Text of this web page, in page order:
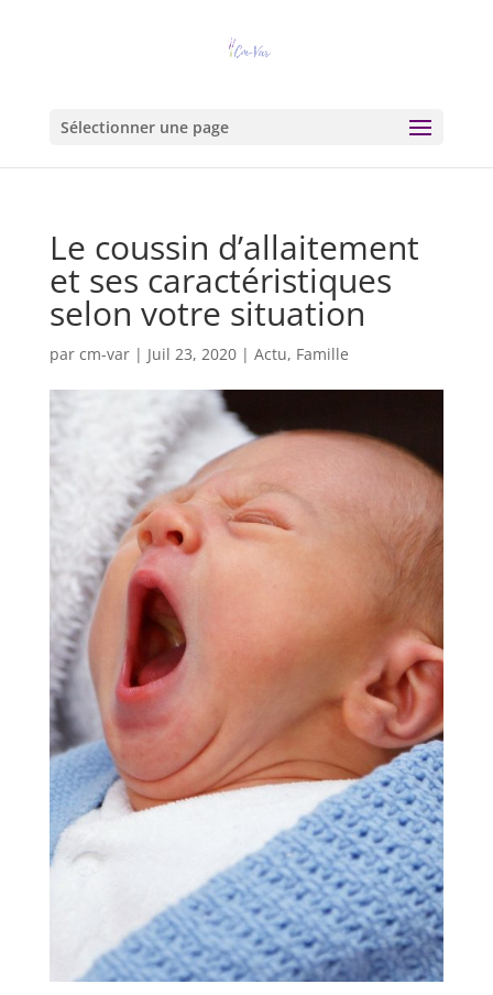
Sélectionner une page
Le coussin d’allaitement
et ses caractéristiques
selon votre situation
par cm-var| Juil 23, 2020| Actu, Famille